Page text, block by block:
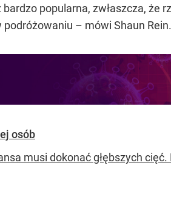
popularna, zwłaszcza, że
podróżowaniu – mówi Shaun Rein.
osób
musi dokonać głębszych